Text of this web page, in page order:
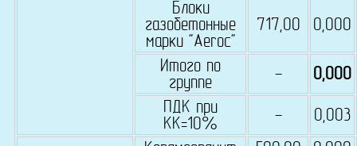
Блоки
газобетонные
марки "Aeroc"
717,00 0,000
Итого по
группе
-
0,000
ПДК при
КК=10%
- 0,003